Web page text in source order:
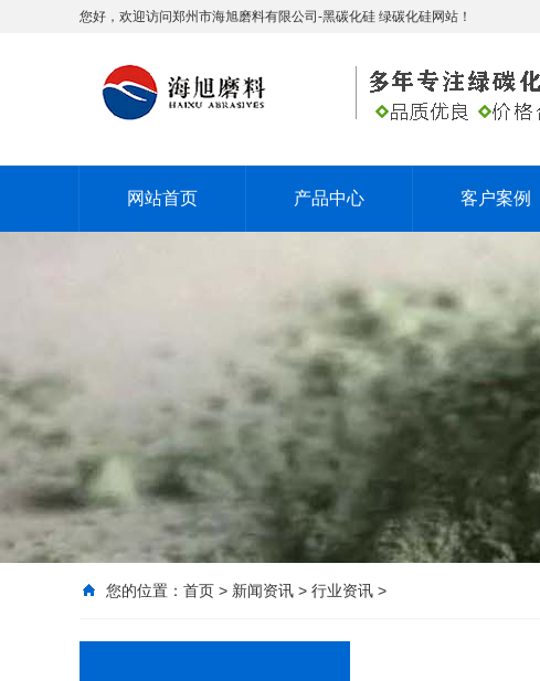
您好，欢迎访问郑州市海旭磨料有限公司-黑碳化硅 绿碳化硅网站！
网站首页 产品中心 客户案例
您的位置： 首页 > 新闻资讯 > 行业资讯 >